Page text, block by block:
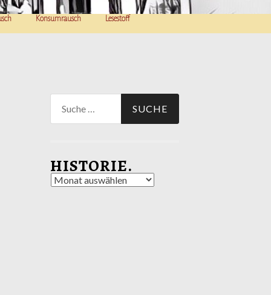
Konsumrausch Lesestoff
nach:
HISTORIE.
Historie.